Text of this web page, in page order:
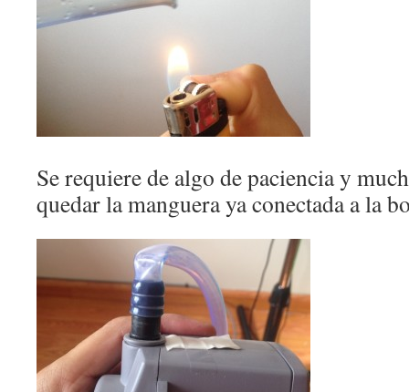
Se requiere de algo de paciencia y
quedar la manguera ya conectada a la